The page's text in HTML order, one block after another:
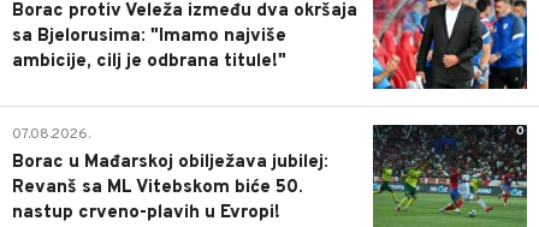
Borac protiv Veleža između dva okršaja
sa Bjelorusima: "Imamo najviše
ambicije, cilj je odbrana titule!"
0
07.08.2026.
Borac u Mađarskoj obilježava jubilej:
Revanš sa ML Vitebskom biće 50.
nastup crveno-plavih u Evropi!